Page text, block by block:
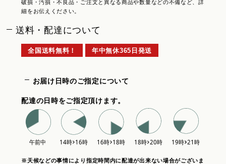
破損・汚損・不良品・ご注文と異なる商品や数量などの不備など、詳
細をお伝えください。
送料・配達について
全国送料無料！ 年中無休365日発送
お届け日時のご指定について
配達の日時をご指定頂けます。
※天候などの事情により指定時間内に配達が出来ない場合がございま